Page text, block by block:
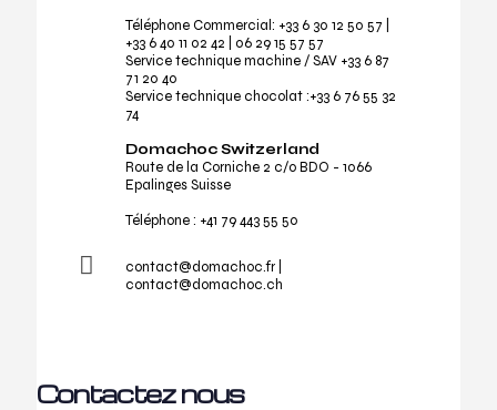
Téléphone Commercial: +33 6 30 12 50 57
+33 6 40 11 02 42
06 29 15 57 57
Service technique machine / SAV +33 6 87
71 20 40
Service technique chocolat :+33 6 76 55 32
74
Domachoc Switzerland
Route de la Corniche 2 c/o BDO - 1066
Epalinges Suisse
Téléphone : +41 79 443 55 50
contact@domachoc.fr |
contact@domachoc.ch
Contactez nous